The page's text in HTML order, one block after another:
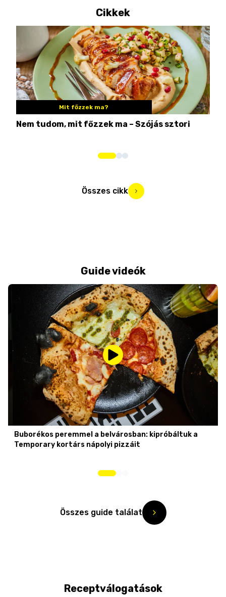
Cikkek
Mit főzzek ma?
Nem tudom, mit főzzek ma – Szójás sztori
Összes cikk
Guide videók
Buborékos peremmel a belvárosban: kipróbáltuk a
Temporary kortárs nápolyi pizzáit
Összes guide találat
Receptválogatások